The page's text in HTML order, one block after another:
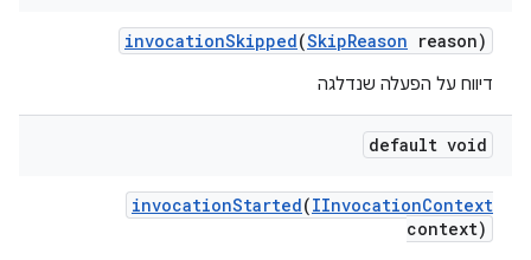
invocationSkipped(SkipReason reason)
דיווח על הפעלה שנדלגה
default void
invocationStarted(IInvocationContext
context)